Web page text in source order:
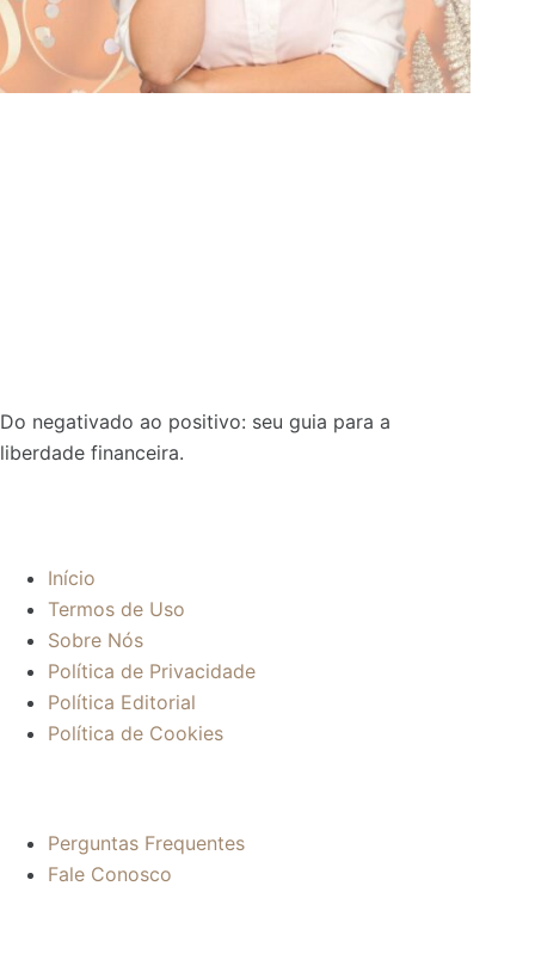
Do negativado ao positivo: seu guia para a
liberdade financeira.
Início
Termos de Uso
Sobre Nós
Política de Privacidade
Política Editorial
Política de Cookies
Perguntas Frequentes
Fale Conosco